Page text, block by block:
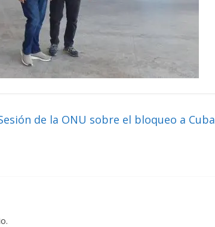
de la ONU sobre el bloqueo a Cuba